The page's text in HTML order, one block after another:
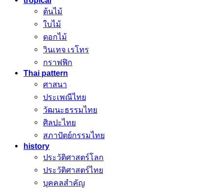
ต้นไม้
ใบไม้
ดอกไม้
วินเทจ เรโทร
กราฟฟิก
Thai pattern
ศาสนา
ประเพณีไทย
วัฒนะธรรมไทย
ศิลปะไทย
สภาปัตย์กรรมไทย
history
ประวัติศาสตร์โลก
ประวัติศาสตร์ไทย
บุคคลสำคัญ